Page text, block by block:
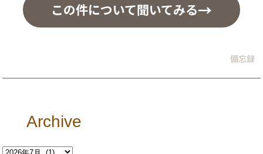
この件について聞いてみる
備忘録
Archive